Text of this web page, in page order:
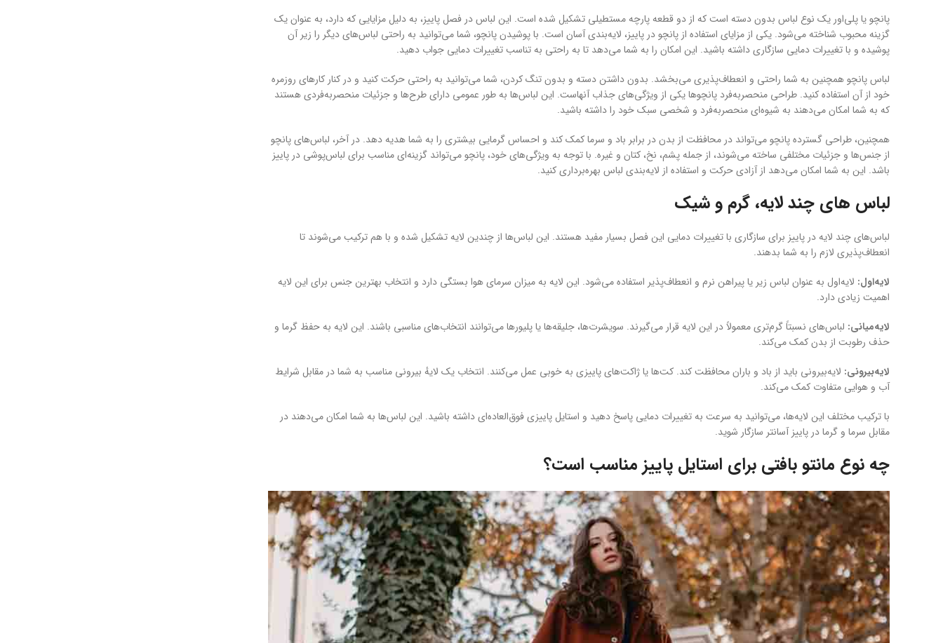
پانچو یا پلی‌اور یک نوع لباس بدون دسته‌ است که از دو قطعه پارچه مستطیلی تشکیل شده است. این لباس در فصل پاییز، به دلیل مزایایی که دارد، به عنوان یک
گزینه محبوب شناخته می‌شود. یکی از مزایای استفاده از پانچو در پاییز، لایه‌بندی آسان است. با پوشیدن پانچو، شما می‌توانید به راحتی لباس‌های دیگر را زیر آن
پوشیده و با تغییرات دمایی سازگاری داشته باشید. این امکان را به شما می‌دهد تا به راحتی به تناسب تغییرات دمایی جواب دهید.
لباس پانچو همچنین به شما راحتی و انعطاف‌پذیری می‌بخشد. بدون داشتن دسته و بدون تنگ کردن، شما می‌توانید به راحتی حرکت کنید و در کنار کارهای روزمره
خود از آن استفاده کنید. طراحی منحصربه‌فرد پانچوها یکی از ویژگی‌های جذاب آنهاست. این لباس‌ها به طور عمومی دارای طرح‌ها و جزئیات منحصربه‌فردی هستند
که به شما امکان می‌دهند به شیوه‌ای منحصربه‌فرد و شخصی سبک خود را داشته باشید.
همچنین، طراحی گسترده پانچو می‌تواند در محافظت از بدن در برابر باد و سرما کمک کند و احساس گرمایی بیشتری را به شما هدیه دهد. در آخر، لباس‌های پانچو
از جنس‌ها و جزئیات مختلفی ساخته می‌شوند، از جمله پشم، نخ، کتان و غیره. با توجه به ویژگی‌های خود، پانچو می‌تواند گزینه‌ای مناسب برای لباس‌پوشی در پاییز
باشد. این به شما امکان می‌دهد از آزادی حرکت و استفاده از لایه‌بندی لباس بهره‌برداری کنید.
لباس های چند لایه، گرم و شیک
لباس‌های چند لایه در پاییز برای سازگاری با تغییرات دمایی این فصل بسیار مفید هستند. این لباس‌ها از چندین لایه تشکیل شده و با هم ترکیب می‌شوند تا
انعطاف‌پذیری لازم را به شما بدهند.
لایه‌اول: لایه‌اول به عنوان لباس زیر یا پیراهن نرم و انعطاف‌پذیر استفاده می‌شود. این لایه به میزان سرمای هوا بستگی دارد و انتخاب بهترین جنس برای این لایه
اهمیت زیادی دارد.
لایه‌میانی: لباس‌های نسبتاً گرم‌تری معمولاً در این لایه قرار می‌گیرند. سویشرت‌ها، جلیقه‌ها یا پلیورها می‌توانند انتخاب‌های مناسبی باشند. این لایه به حفظ گرما و
حذف رطوبت از بدن کمک می‌کند.
لایه‌بیرونی: لایه‌بیرونی باید از باد و باران محافظت کند. کت‌ها یا ژاکت‌های پاییزی به خوبی عمل می‌کنند. انتخاب یک لایهٔ بیرونی مناسب به شما در مقابل شرایط
آب و هوایی متفاوت کمک می‌کند.
با ترکیب مختلف این لایه‌ها، می‌توانید به سرعت به تغییرات دمایی پاسخ دهید و استایل پاییزی فوق‌العاده‌ای داشته باشید. این لباس‌ها به شما امکان می‌دهند در
مقابل سرما و گرما در پاییز آسانتر سازگار شوید.
چه نوع مانتو بافتی برای استایل پاییز مناسب است؟